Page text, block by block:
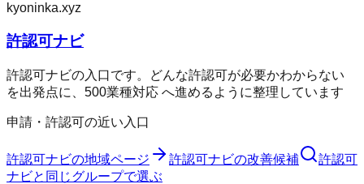
kyoninka.xyz
許認可ナビ
許認可ナビの入口です。どんな許認可が必要かわからない
を出発点に、500業種対応 へ進めるように整理しています
申請・許認可の近い入口
許認可ナビの地域ページ 許認可ナビの改善候補
許認可
ナビと同じグループで選ぶ